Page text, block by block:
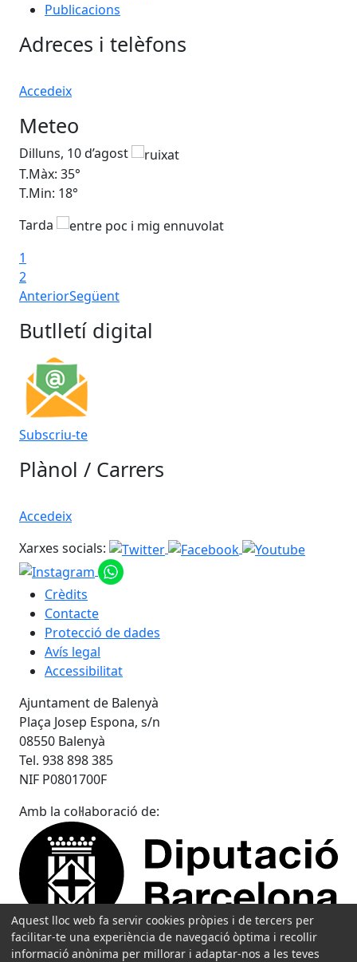
Publicacions
Adreces i telèfons
Accedeix
Meteo
Dilluns, 10 d’agost
T.Màx: 35°
T.Min: 18°
Tarda
1
2
AnteriorSegüent
Butlletí digital
Subscriu-te
Plànol / Carrers
Accedeix
Xarxes socials:
Crèdits
Contacte
Protecció de dades
Avís legal
Accessibilitat
Ajuntament de Balenyà
Plaça Josep Espona, s/n
08550 Balenyà
Tel. 938 898 385
NIF P0801700F
Amb la col·laboració de:
Aquest lloc web fa servir cookies pròpies i de tercers per
facilitar-te una experiència de navegació òptima i recollir
informació anònima per millorar i adaptar-nos a les teves